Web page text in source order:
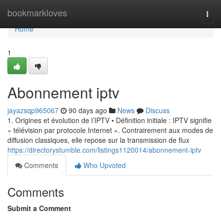
bookmarkloves
Home
Home
1
Abonnement iptv
jayazsqp965067 90 days ago News
Discuss
1. Origines et évolution de l’IPTV • Définition initiale : IPTV signifie
« télévision par protocole Internet ». Contrairement aux modes de
diffusion classiques, elle repose sur la transmission de flux
https://directorystumble.com/listings1120014/abonnement-iptv
Comments
Who Upvoted
Comments
Submit a Comment